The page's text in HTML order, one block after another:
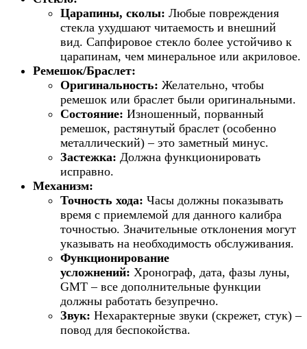
Царапины, сколы: Любые повреждения
стекла ухудшают читаемость и внешний
вид. Сапфировое стекло более устойчиво к
царапинам, чем минеральное или акриловое.
Ремешок/Браслет:
Оригинальность: Желательно, чтобы
ремешок или браслет были оригинальными.
Состояние: Изношенный, порванный
ремешок, растянутый браслет (особенно
металлический) – это заметный минус.
Застежка: Должна функционировать
исправно.
Механизм:
Точность хода: Часы должны показывать
время с приемлемой для данного калибра
точностью. Значительные отклонения могут
указывать на необходимость обслуживания.
Функционирование
усложнений: Хронограф, дата, фазы луны,
GMT – все дополнительные функции
должны работать безупречно.
Звук: Нехарактерные звуки (скрежет, стук) –
повод для беспокойства.